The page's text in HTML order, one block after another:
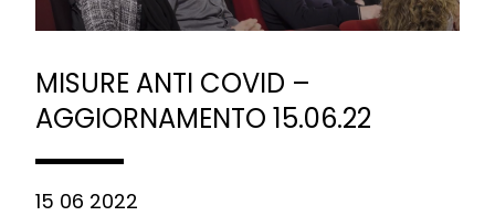
MISURE ANTI COVID –
AGGIORNAMENTO 15.06.22
15 06 2022